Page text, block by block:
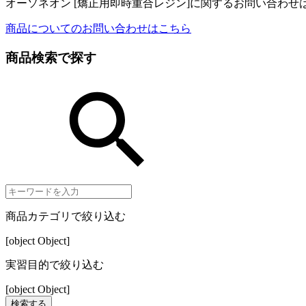
オーソネオン [矯正用即時重合レジン]に関するお問い合わせ
商品についてのお問い合わせはこちら
商品検索で探す
商品カテゴリで絞り込む
[object Object]
実習目的で絞り込む
[object Object]
検索する